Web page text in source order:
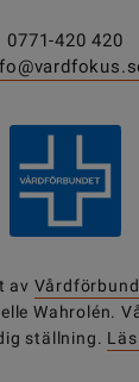
0771-420 420
av
Wahrolén.
ställning.